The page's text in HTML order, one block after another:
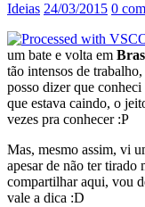
Ideias 24/03/2015 0
um bate e volta em
tão intensos de
posso dizer que
que estava caindo, o
vezes pra conhecer :P
Mas, mesmo assim, vi
apesar de não ter tirado
compartilhar aqui, vou
vale a dica :D